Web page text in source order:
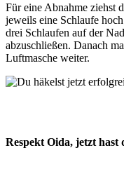
Für eine Abnahme ziehst
jeweils eine Schlaufe
drei Schlaufen auf der
abzuschließen. Danach
Luftmasche weiter.
Respekt Oida, jetzt